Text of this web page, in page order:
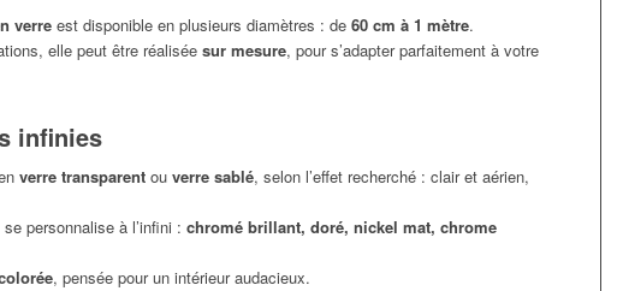
verre est disponible en plusieurs diamètres : de 60 cm à 1 mètre.
elle peut être réalisée sur mesure, pour s’adapter parfaitement à votre
infinies
verre transparent ou verre sablé, selon l’effet recherché : clair et aérien,
se personnalise à l’infini : chromé brillant, doré, nickel mat, chrome
, pensée pour un intérieur audacieux.